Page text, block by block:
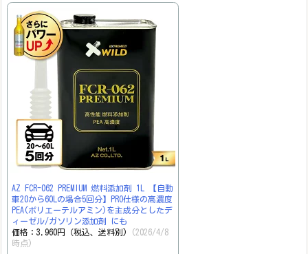
AZ FCR-062 PREMIUM 燃料添加剤 1L 【自動
車20から60Lの場合5回分】PRO仕様の高濃度
PEA(ポリエーテルアミン)を主成分としたデ
ィーゼル/ガソリン添加剤 にも
価格：3,960円（税込、送料別)
(2026/4/8
時点)